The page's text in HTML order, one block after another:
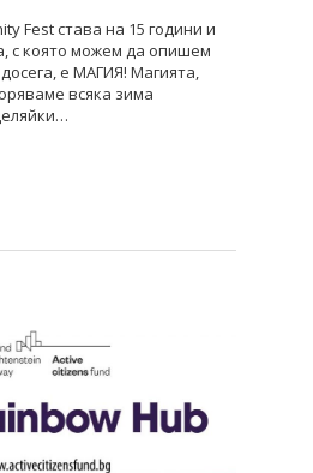
Fest става на 15 години и
с която можем да опишем
е МАГИЯ! Магията,
всяка зима